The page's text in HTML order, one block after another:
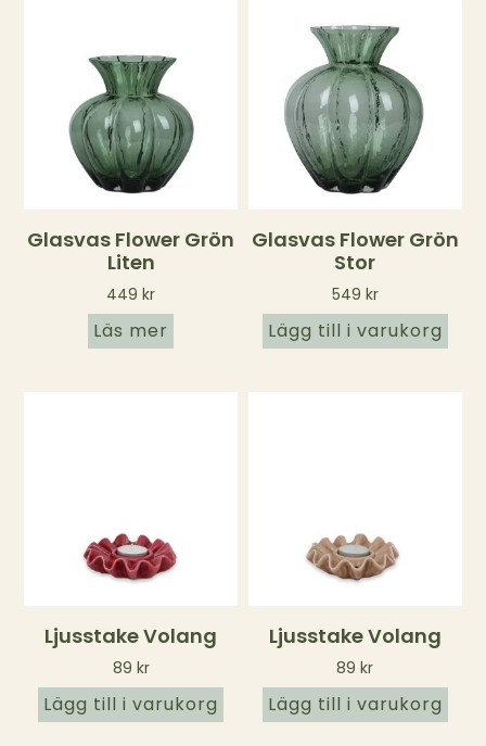
Glasvas Flower Grön
Liten
449kr
Läs mer
Glasvas Flower Grön
Stor
549 kr
Lägg till i varukorg
Ljusstake Volang
89 kr
Lägg till i varukorg
Ljusstake Volang
89kr
Lägg till i varukorg